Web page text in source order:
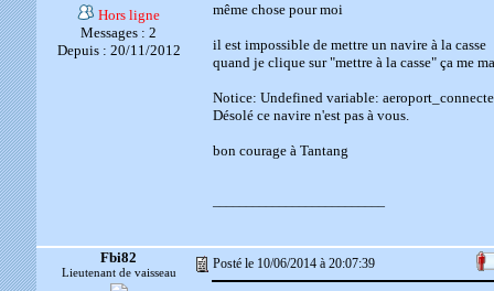
Hors ligne
Messages : 2
Depuis : 20/11/2012
même chose pour moi
il est impossible de mettre un navire à la casse
quand je clique sur "mettre à la casse" ça me
Notice: Undefined variable:
Désolé ce navire n'est pas à vous.
bon courage à Tantang
Fbi82
Lieutenant de vaisseau
Posté le 10/06/2014 à 20:07:39